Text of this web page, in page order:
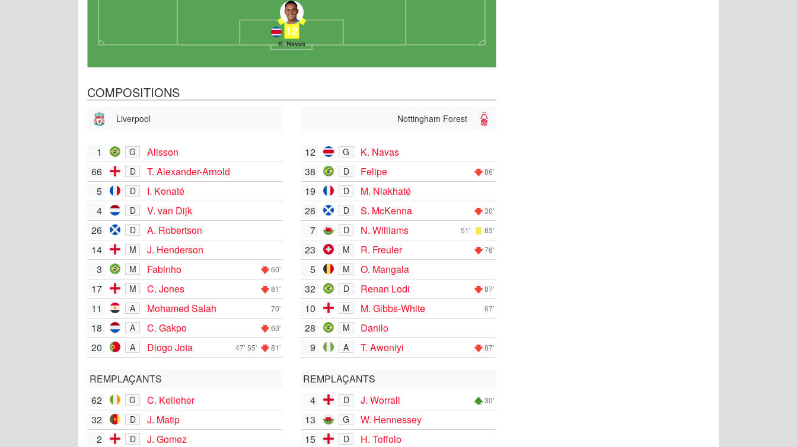
12
K. Navas
COMPOSITIONS
Liverpool
1 G
Alisson
66
D
T. Alexander-Arnold
5
D
I. Konaté
4
D
V. van Dijk
26
D
A. Robertson
14
M
J. Henderson
3
M Fabinho 60'
17 M C. Jones 81'
11 A Mohamed Salah 70'
18 A C. Gakpo 60'
20 A Diogo Jota 47' 55' 81'
REMPLAÇANTS
62
G
C. Kelleher
32
D
J. Matip
2
D
J. Gomez
Nottingham Forest
12 G
K. Navas
38
D Felipe 86'
19 D
M. Niakhaté
26
D S. McKenna 30'
7 D N. Williams 51' 83'
23 M R. Freuler 76'
5 M
O. Mangala
32
D Renan Lodi 87'
10 M M. Gibbs-White 67'
28 M
Danilo
9
A T. Awoniyi 87'
REMPLAÇANTS
4
D J. Worrall 30'
13 G
W. Hennessey
15
D
H. Toffolo